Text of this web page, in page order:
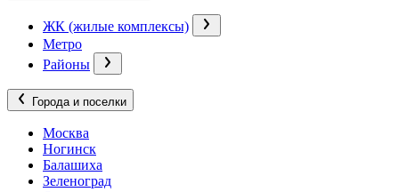
ЖК (жилые комплексы)
Метро
Районы
Города и поселки
Москва
Ногинск
Балашиха
Зеленоград